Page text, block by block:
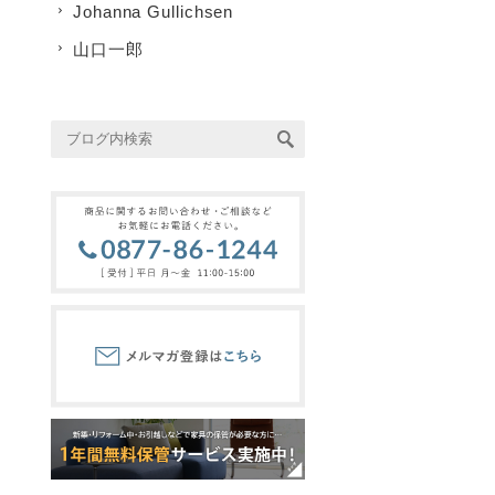
Johanna Gullichsen
山口一郎